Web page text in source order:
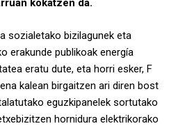
kokatzen da.
sozialetako bizilagunek eta
erakunde publikoak energía
eratu dute, eta horri esker, F
kalean birgaitzen ari diren bost
eguzkipanelek sortutako
hornidura elektrikorako